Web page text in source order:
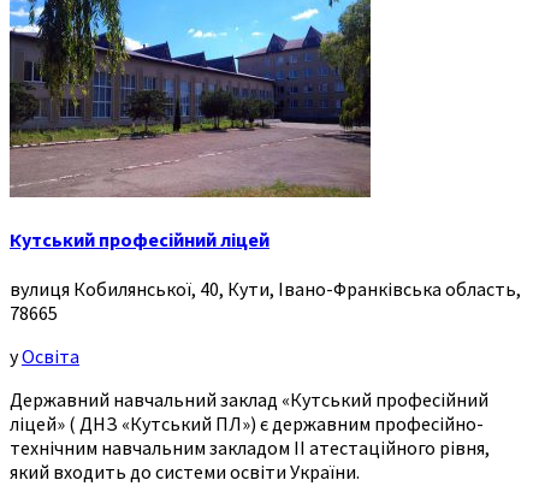
Кутський професійний ліцей
вулиця Кобилянської, 40, Кути, Івано-Франківська область,
78665
уОсвіта
Державний навчальний заклад «Кутський професійний
ліцей» ( ДНЗ «Кутський ПЛ») є державним професійно-
технічним навчальним закладом ІІ атестаційного рівня,
який входить до системи освіти України.